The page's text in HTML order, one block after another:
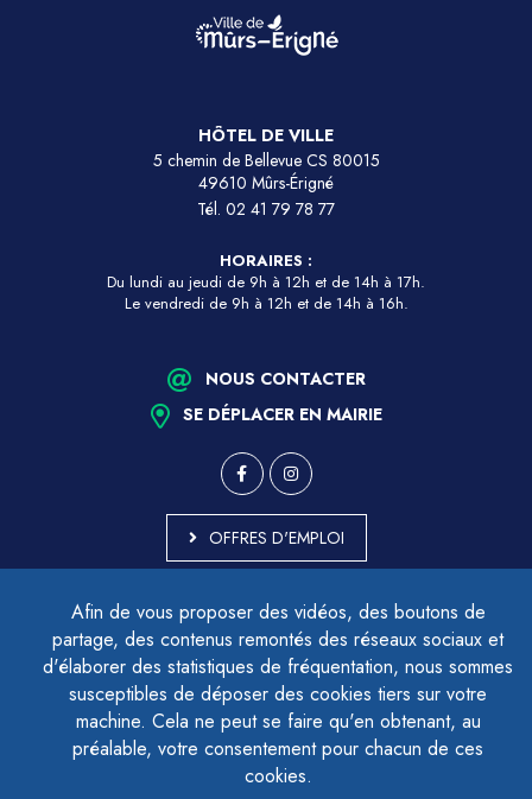
Afin de vous proposer des vidéos, des boutons de
partage, des contenus remontés des réseaux sociaux et
d'élaborer des statistiques de fréquentation, nous sommes
susceptibles de déposer des cookies tiers sur votre
machine. Cela ne peut se faire qu'en obtenant, au
préalable, votre consentement pour chacun de ces
cookies.
HÔTEL DE VILLE
5 chemin de Bellevue CS 80015
49610 Mûrs-Érigné
Tél. 02 41 79 78 77
HORAIRES :
Du lundi au jeudi de 9h à 12h et de 14h à 17h.
Le vendredi de 9h à 12h et de 14h à 16h.
NOUS CONTACTER
SE DÉPLACER EN MAIRIE
OFFRES D'EMPLOI
ACCESSIBILITÉ - PARTIELLEMENT CONFORME
PLAN DU SITE
MENTIONS LÉGALES
CONTACTER LE DÉLÉGUÉ À LA PROTECTION DES DONNÉES
GESTION DES COOKIES